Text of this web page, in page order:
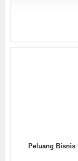
Peluang Bisnis